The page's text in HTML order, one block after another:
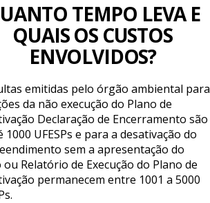
TEMPO LEVA E
QUAIS OS CUSTOS
ENVOLVIDOS?
emitidas pelo órgão ambiental para
da não execução do Plano de
Declaração de Encerramento são
1000 UFESPs e para a desativação do
sem a apresentação do
ou Relatório de Execução do Plano de
permanecem entre 1001 a 5000